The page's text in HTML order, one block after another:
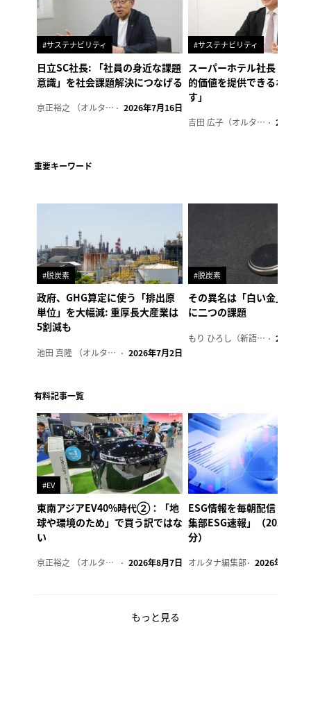
#サステナビリティ
日立SC社長: 「社員の身近な課題
意識」を社会課題解決につなげる
京正裕之 （オルタナ副編集長） 2026年7月16日
#サステナビリティ
スーパーホテル社長「地域
的価値を提供できるホテル
す」
吉田 広子（オルタナ輪番編集長） 2026年6
重要キーワード
#脱炭素
政府、GHG算定に使う「排出原
単位」を大幅減: 重厚長大産業は
5割減も
池田 真隆 （オルタナ輪番編集長） 2026年7月2日
#脱炭素
その異名は「白い金」、リ
に二つの課題
もり ひろし（新語ウォッチャー） 2023年7
有料記事一覧
#EV
東南アジアEV40%時代②：「地
球や環境のため」で買う訳ではな
い
京正裕之 （オルタナ副編集長） 2026年8月7日
ESG情報を毎朝配信「オル
集部ESG速報」（2026年8
分）
オルタナ編集部 2026年8月7日
もっと見る